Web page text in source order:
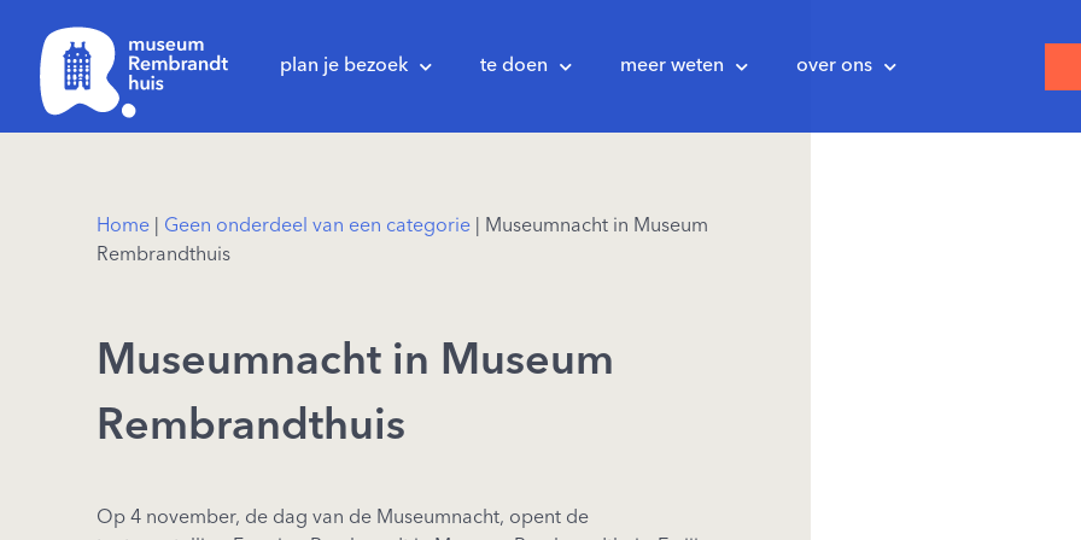
plan je bezoek te doen meer weten over ons
Home Geen onderdeel van een categorie
Museumnacht in Museum
Rembrandthuis
Museumnacht in Museum
Rembrandthuis
Op 4 november, de dag van de Museumnacht, opent de